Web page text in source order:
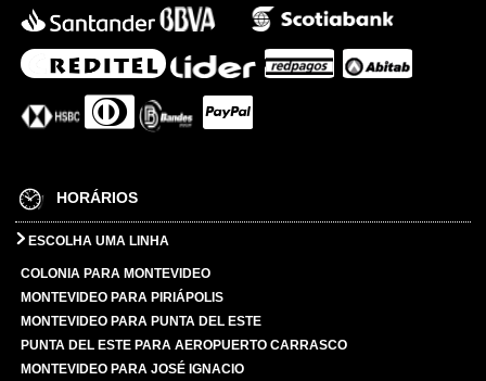
HORÁRIOS
ESCOLHA UMA LINHA
COLONIA PARA MONTEVIDEO
MONTEVIDEO PARA PIRIÁPOLIS
MONTEVIDEO PARA PUNTA DEL ESTE
PUNTA DEL ESTE PARA AEROPUERTO CARRASCO
MONTEVIDEO PARA JOSÉ IGNACIO